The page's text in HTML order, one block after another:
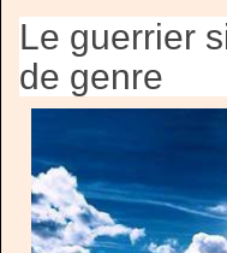
Le guerrier
de genre